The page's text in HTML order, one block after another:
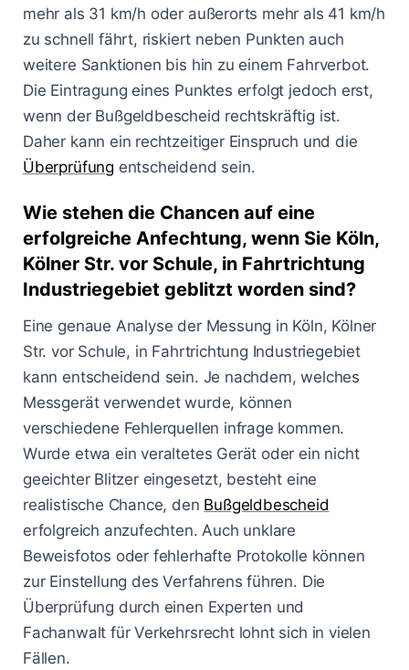
mehr als 31 km/h oder außerorts mehr als 41 km/h
zu schnell fährt, riskiert neben Punkten auch
weitere Sanktionen bis hin zu einem Fahrverbot.
Die Eintragung eines Punktes erfolgt jedoch erst,
wenn der Bußgeldbescheid rechtskräftig ist.
Daher kann ein rechtzeitiger Einspruch und die
Überprüfung entscheidend sein.
Wie stehen die Chancen auf eine
erfolgreiche Anfechtung, wenn Sie Köln,
Kölner Str. vor Schule, in Fahrtrichtung
Industriegebiet geblitzt worden sind?
Eine genaue Analyse der Messung in Köln, Kölner
Str. vor Schule, in Fahrtrichtung Industriegebiet
kann entscheidend sein. Je nachdem, welches
Messgerät verwendet wurde, können
verschiedene Fehlerquellen infrage kommen.
Wurde etwa ein veraltetes Gerät oder ein nicht
geeichter Blitzer eingesetzt, besteht eine
realistische Chance, den Bußgeldbescheid
erfolgreich anzufechten. Auch unklare
Beweisfotos oder fehlerhafte Protokolle können
zur Einstellung des Verfahrens führen. Die
Überprüfung durch einen Experten und
Fachanwalt für Verkehrsrecht lohnt sich in vielen
Fällen.